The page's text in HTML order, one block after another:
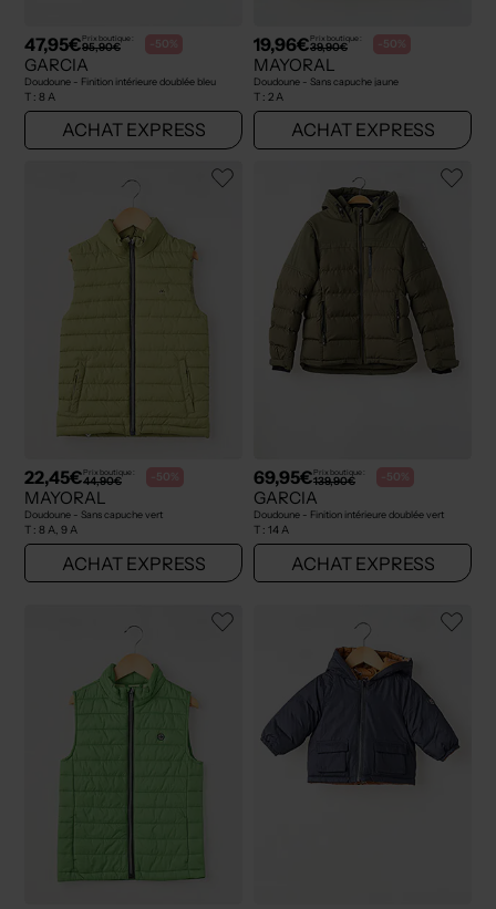
47,95€Prix boutique :
95,90€ -50%
GARCIA
Doudoune - Finition intérieure doublée bleu
T : 8 A
ACHAT EXPRESS
19,96€Prix boutique :
39,90€ -50%
MAYORAL
Doudoune - Sans capuche jaune
T : 2 A
ACHAT EXPRESS
22,45€Prix boutique :
44,90€ -50%
MAYORAL
Doudoune - Sans capuche vert
T : 8 A, 9 A
ACHAT EXPRESS
69,95€Prix boutique :
139,90€ -50%
GARCIA
Doudoune - Finition intérieure doublée vert
T : 14 A
ACHAT EXPRESS